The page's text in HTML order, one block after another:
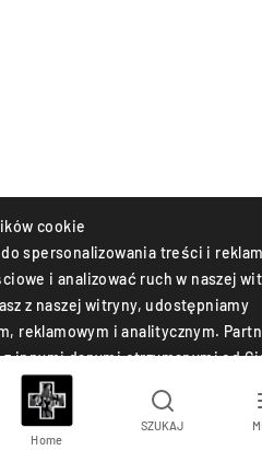
Home
SZUKAJ
cookie
spersonalizowania treści i
i analizować ruch w naszej
z naszej witryny, udostępniamy
reklamowym i analitycznym.
innymi danymi otrzymanymi od
z ich usług.